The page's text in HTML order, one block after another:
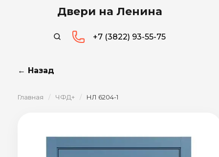
Двери на Ленина
+7 (3822) 93-55-75
← Назад
Главная / ЧФД+ / НЛ 6204-1